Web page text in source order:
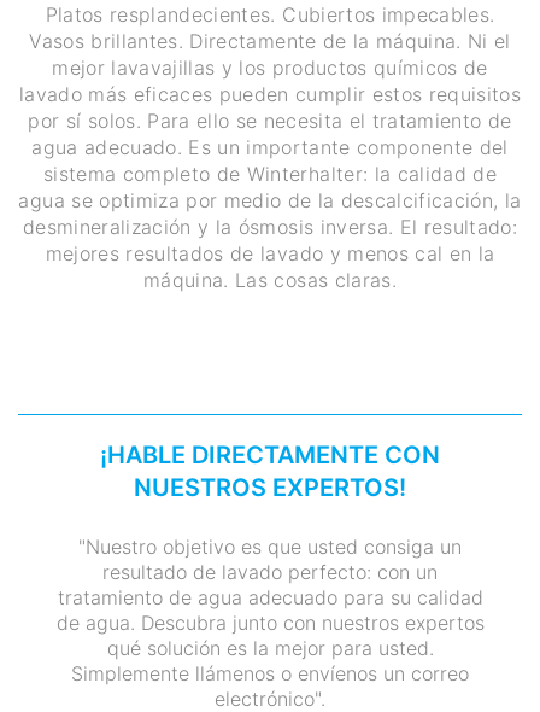
Platos resplandecientes. Cubiertos impecables.
Vasos brillantes. Directamente de la máquina. Ni el
mejor lavavajillas y los productos químicos de
lavado más eficaces pueden cumplir estos requisitos
por sí solos. Para ello se necesita el tratamiento de
agua adecuado. Es un importante componente del
sistema completo de Winterhalter: la calidad de
agua se optimiza por medio de la descalcificación, la
desmineralización y la ósmosis inversa. El resultado:
mejores resultados de lavado y menos cal en la
máquina. Las cosas claras.
¡HABLE DIRECTAMENTE CON
NUESTROS EXPERTOS!
"Nuestro objetivo es que usted consiga un
resultado de lavado perfecto: con un
tratamiento de agua adecuado para su calidad
de agua. Descubra junto con nuestros expertos
qué solución es la mejor para usted.
Simplemente llámenos o envíenos un correo
electrónico".